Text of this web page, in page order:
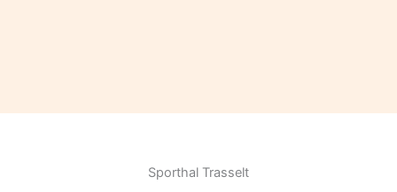
Sporthal Trasselt